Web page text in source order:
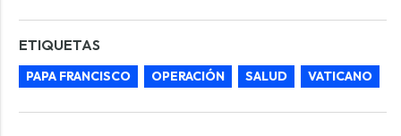
ETIQUETAS
PAPA FRANCISCO OPERACIÓN SALUD VATICANO